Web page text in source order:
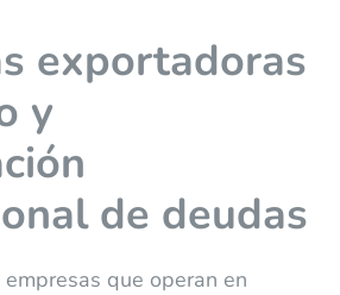
exportadoras
y
de deudas
que operan en